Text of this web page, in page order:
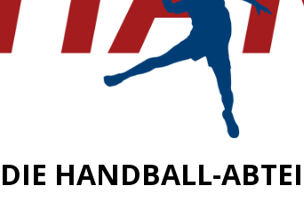
DIE HANDBALL-